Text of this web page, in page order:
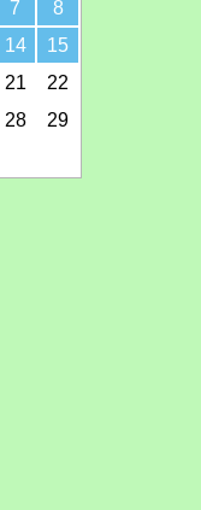
7
8
14
15
21
22
28
29